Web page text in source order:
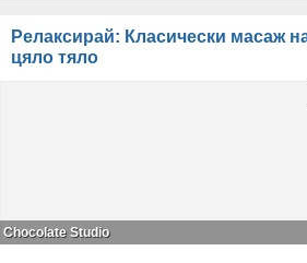
Релаксирай: Класически масаж
цяло тяло
Chocolate Studio